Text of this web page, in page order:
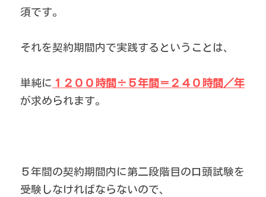
須です。
それを契約期間内で実践するということは、
単純に １２００時間÷５年間＝２４０時間／年
が求められます。
５年間の契約期間内に第二段階目の口頭試験を
受験しなければならないので、